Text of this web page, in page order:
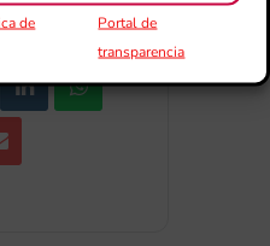
de
Portal de
transparencia